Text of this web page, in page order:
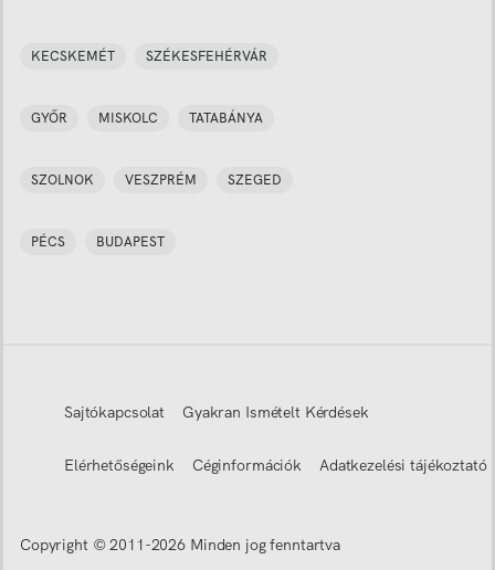
KECSKEMÉT SZÉKESFEHÉRVÁR
GYŐR MISKOLC TATABÁNYA
SZOLNOK VESZPRÉM SZEGED
PÉCS BUDAPEST
Sajtókapcsolat Gyakran Ismételt Kérdések
Elérhetőségeink Céginformációk Adatkezelési tájékoztató
Copyright © 2011-2026 Minden jog fenntartva